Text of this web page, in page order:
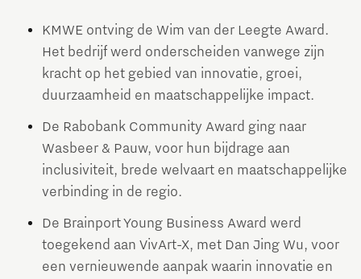
KMWE ontving de Wim van der Leegte Award.
Het bedrijf werd onderscheiden vanwege zijn
kracht op het gebied van innovatie, groei,
duurzaamheid en maatschappelijke impact.
De Rabobank Community Award ging naar
Wasbeer & Pauw, voor hun bijdrage aan
inclusiviteit, brede welvaart en maatschappelijke
verbinding in de regio.
De Brainport Young Business Award werd
toegekend aan VivArt-X, met Dan Jing Wu, voor
een vernieuwende aanpak waarin innovatie en